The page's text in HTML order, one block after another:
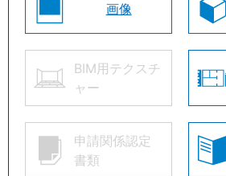
画像
BIM用テクスチ
ャー
申請関係認定
書類